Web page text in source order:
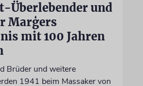
Überlebender und
Marģers
mit 100 Jahren
Brüder und weitere
1941 beim Massaker von